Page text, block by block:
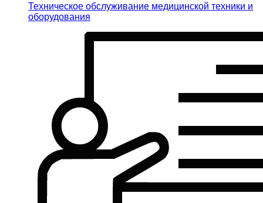
Техническое обслуживание медицинской техники и
оборудования